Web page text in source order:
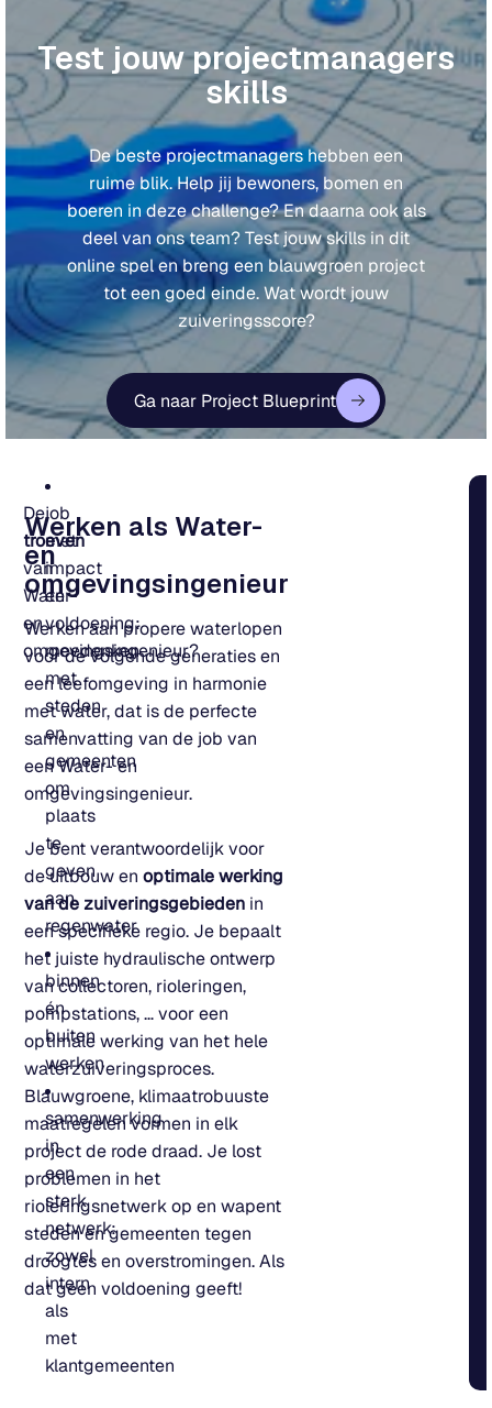
Test jouw projectmanagers
skills
De beste projectmanagers hebben een
ruime blik. Help jij bewoners, bomen en
boeren in deze challenge? En daarna ook als
deel van ons team? Test jouw skills in dit
online spel en breng een blauwgroen project
tot een goed einde. Wat wordt jouw
zuiveringsscore?
Ga naar Project Blueprint
Werken als Water-
en
omgevingsingenieur
Werken aan propere waterlopen
voor de volgende generaties en
een leefomgeving in harmonie
met water, dat is de perfecte
samenvatting van de job van
een Water- en
omgevingsingenieur.
Je bent verantwoordelijk voor
de uitbouw en optimale werking
van de zuiveringsgebieden in
een specifieke regio. Je bepaalt
het juiste hydraulische ontwerp
van collectoren, rioleringen,
pompstations, … voor een
optimale werking van het hele
waterzuiveringsproces.
Blauwgroene, klimaatrobuuste
maatregelen vormen in elk
project de rode draad. Je lost
problemen in het
rioleringsnetwerk op en wapent
steden en gemeenten tegen
droogtes en overstromingen. Als
dat geen voldoening geeft!
De
troeven
van
Water-
en
omgevingsingenieur?
job
met
impact
en
voldoening:
meedenken
met
steden
en
gemeenten
om
plaats
te
geven
aan
regenwater
binnen
én
buiten
werken
samenwerking
in
een
sterk
netwerk:
zowel
intern
als
met
klantgemeenten